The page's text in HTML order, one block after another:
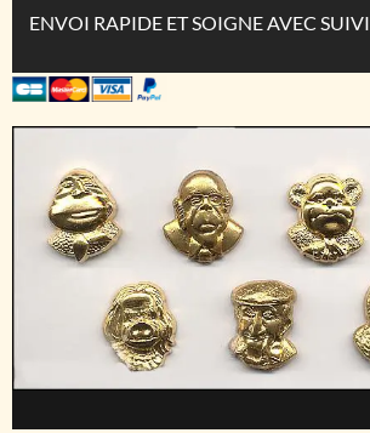
ENVOI RAPIDE ET SOIGNE AVEC SUIVI